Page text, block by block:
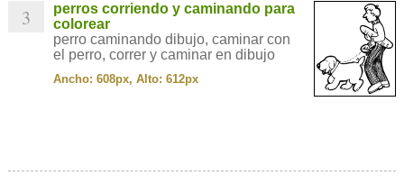
3
perros corriendo y caminando para
colorear
perro caminando dibujo, caminar con
el perro, correr y caminar en dibujo
Ancho: 608px, Alto: 612px